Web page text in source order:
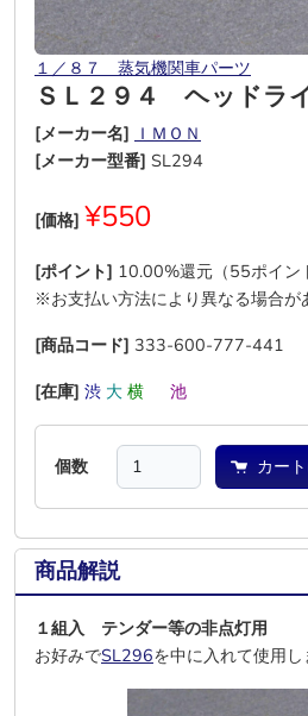
１／８７ 蒸気機関車パーツ
ＳＬ２９４ ヘッドラ
[メーカー名] ＩＭＯＮ
[メーカー型番] SL294
[価格] ¥550
[ポイント] 10.00%還元（55ポイン
※お支払い方法により異なる場合が
[商品コード] 333-600-777-441
[在庫] 渋 大 横 池
個数 カー
商品解説
１組入 テンダー等の非点灯用
お好みでSL296を中に入れて使用し